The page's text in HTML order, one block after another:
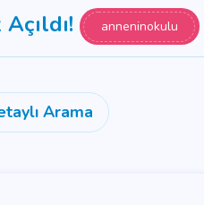
anneninokulu
Arama